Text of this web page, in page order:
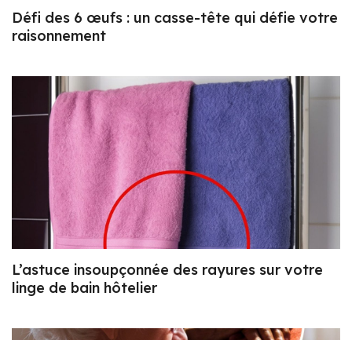
Défi des 6 œufs : un casse-tête qui défie votre
raisonnement
L’astuce insoupçonnée des rayures sur votre
linge de bain hôtelier